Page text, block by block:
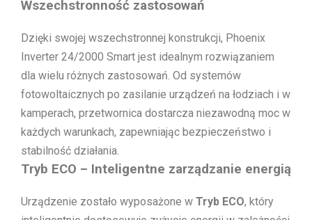
Wszechstronność zastosowań
Dzięki swojej wszechstronnej konstrukcji, Phoenix
Inverter 24/2000 Smart jest idealnym rozwiązaniem
dla wielu różnych zastosowań. Od systemów
fotowoltaicznych po zasilanie urządzeń na łodziach i w
kamperach, przetwornica dostarcza niezawodną moc w
każdych warunkach, zapewniając bezpieczeństwo i
stabilność działania.
Tryb ECO – Inteligentne zarządzanie energią
Urządzenie zostało wyposażone w Tryb ECO, który